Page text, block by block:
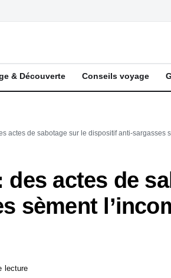
& Découverte Conseils voyage
actes de sabotage sur le dispositif anti-sargasses
des actes de
sèment
lecture